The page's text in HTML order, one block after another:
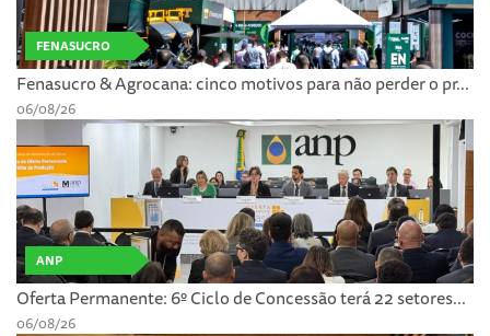
FENASUCRO
Fenasucro & Agrocana: cinco motivos para não perder o pr...
06/08/26
ANP
Oferta Permanente: 6º Ciclo de Concessão terá 22 setores...
06/08/26